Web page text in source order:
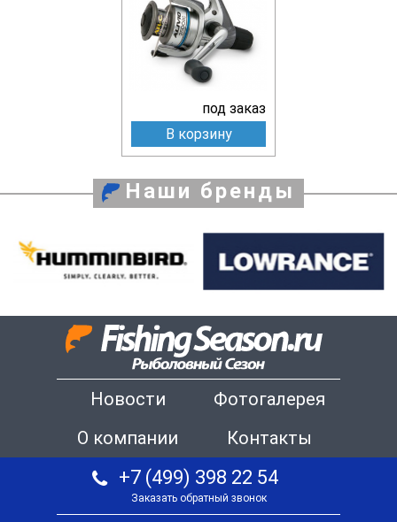
под заказ
В корзину
Наши бренды
Новости
Фотогалерея
О компании
Контакты
+7 (499) 398 22 54
Заказать обратный звонок